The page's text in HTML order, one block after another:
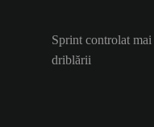
Sprint controlat
driblării